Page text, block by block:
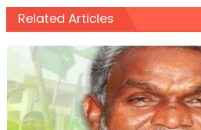
Related Articles